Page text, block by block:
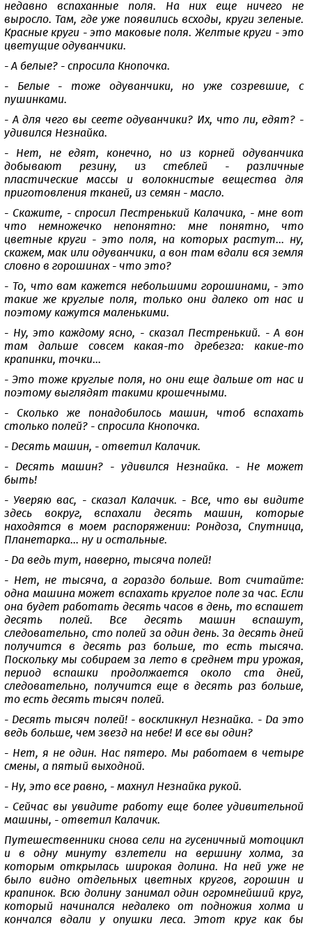
недавно вспаханные поля. На них еще ничего не
выросло. Там, где уже появились всходы, круги зеленые.
Красные круги - это маковые поля. Желтые круги - это
цветущие одуванчики.
- А белые? - спросила Кнопочка.
- Белые - тоже одуванчики, но уже созревшие, с
пушинками.
- А для чего вы сеете одуванчики? Их, что ли, едят? -
удивился Незнайка.
- Нет, не едят, конечно, но из корней одуванчика
добывают резину, из стеблей - различные
пластические массы и волокнистые вещества для
приготовления тканей, из семян - масло.
- Скажите, - спросил Пестренький Калачика, - мне вот
что немножечко непонятно: мне понятно, что
цветные круги - это поля, на которых растут... ну,
скажем, мак или одуванчики, а вон там вдали вся земля
словно в горошинах - что это?
- То, что вам кажется небольшими горошинами, - это
такие же круглые поля, только они далеко от нас и
поэтому кажутся маленькими.
- Ну, это каждому ясно, - сказал Пестренький. - А вон
там дальше совсем какая-то дребезга: какие-то
крапинки, точки...
- Это тоже круглые поля, но они еще дальше от нас и
поэтому выглядят такими крошечными.
- Сколько же понадобилось машин, чтоб вспахать
столько полей? - спросила Кнопочка.
- Десять машин, - ответил Калачик.
- Десять машин? - удивился Незнайка. - Не может
быть!
- Уверяю вас, - сказал Калачик. - Все, что вы видите
здесь вокруг, вспахали десять машин, которые
находятся в моем распоряжении: Рондоза, Спутница,
Планетарка... ну и остальные.
- Да ведь тут, наверно, тысяча полей!
- Нет, не тысяча, а гораздо больше. Вот считайте:
одна машина может вспахать круглое поле за час. Если
она будет работать десять часов в день, то вспашет
десять полей. Все десять машин вспашут,
следовательно, сто полей за один день. За десять дней
получится в десять раз больше, то есть тысяча.
Поскольку мы собираем за лето в среднем три урожая,
период вспашки продолжается около ста дней,
следовательно, получится еще в десять раз больше,
то есть десять тысяч полей.
- Десять тысяч полей! - воскликнул Незнайка. - Да это
ведь больше, чем звезд на небе! И все вы один?
- Нет, я не один. Нас пятеро. Мы работаем в четыре
смены, а пятый выходной.
- Ну, это все равно, - махнул Незнайка рукой.
- Сейчас вы увидите работу еще более удивительной
машины, - ответил Калачик.
Путешественники снова сели на гусеничный мотоцикл
и в одну минуту взлетели на вершину холма, за
которым открылась широкая долина. На ней уже не
было видно отдельных цветных кругов, горошин и
крапинок. Всю долину занимал один огромнейший круг,
который начинался недалеко от подножия холма и
кончался вдали у опушки леса. Этот круг как бы